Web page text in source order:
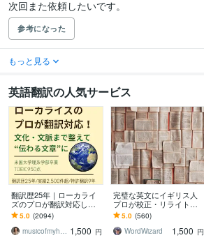
次回また依頼したいです。
参考になった
もっと見る
英語翻訳の人気サービス
翻訳歴25年｜ローカライ
ズのプロが翻訳対応しま
す 翻訳を超えたローカラ
イゼーションで自然な表
現に仕上げます
5.0 (2094)
musicofmyheart 1,500 円
完璧な英文にイギリス人
プロが校正・リライトし
ます プロ歴40年！伝わる
だけでなく、読む人を惹
きつける英文に。
5.0 (560)
WordWizard
1,500 円